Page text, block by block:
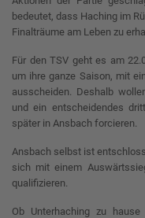
bedeutet, dass Haching im
Finalträume am Leben zu
Für den TSV geht es am
um ihre ganze Saison, mit
ausscheiden. Deshalb
und ein entscheidendes
später in Ansbach forcieren.
Ansbach selbst ist
sich mit einem
qualifizieren.
Ob Unterhaching zu